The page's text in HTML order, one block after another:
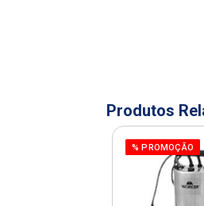
Produtos
% PROMOÇÃO